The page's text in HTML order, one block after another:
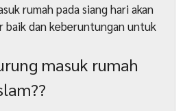
rumah pada siang hari akan
baik dan keberuntungan untuk
masuk rumah